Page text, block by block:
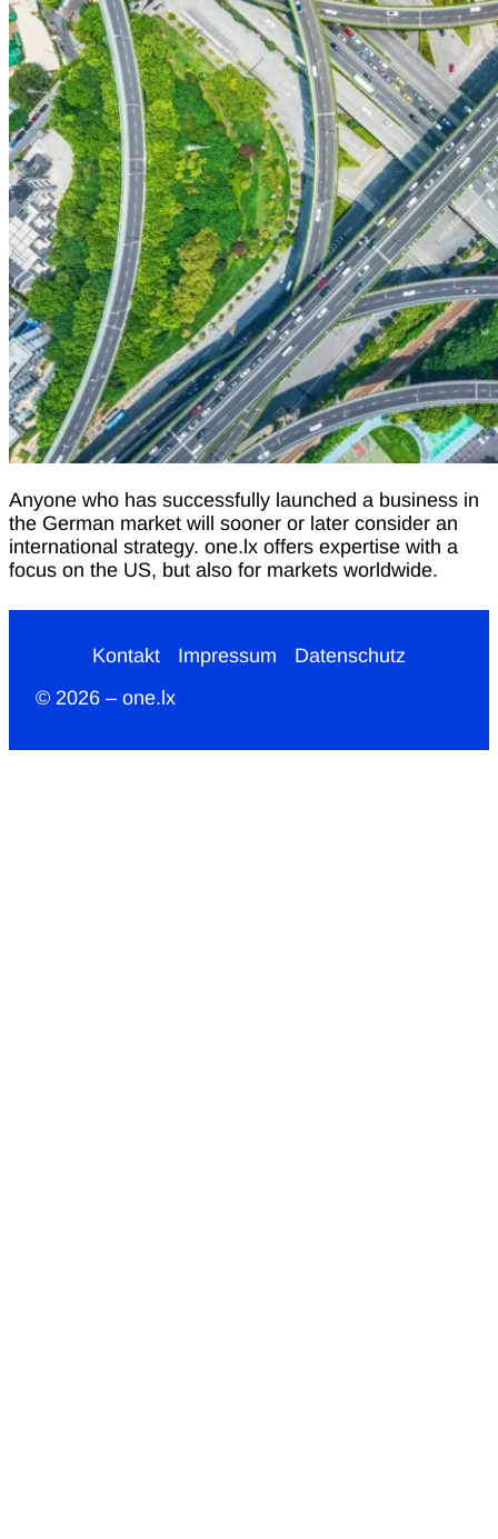
Anyone who has successfully launched a business in
the German market will sooner or later consider an
international strategy. one.lx offers expertise with a
focus on the US, but also for markets worldwide.
© 2026 – one.lx
Kontakt Impressum Datenschutz